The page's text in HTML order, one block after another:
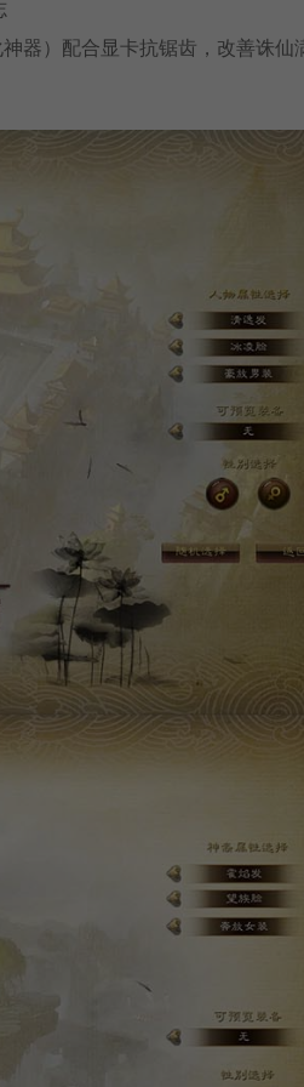
器）配合显卡抗锯齿，改善诛仙